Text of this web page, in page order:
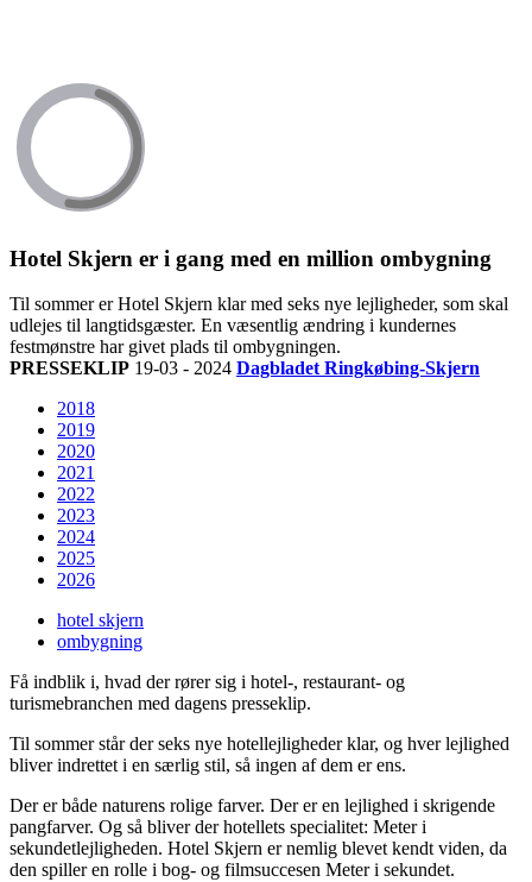
Hotel Skjern er i gang med en million ombygning
Til sommer er Hotel Skjern klar med seks nye lejligheder, som skal
udlejes til langtidsgæster. En væsentlig ændring i kundernes
festmønstre har givet plads til ombygningen.
PRESSEKLIP 19-03 - 2024 Dagbladet Ringkøbing-Skjern
2018
2019
2020
2021
2022
2023
2024
2025
2026
hotel skjern
ombygning
Få indblik i, hvad der rører sig i hotel-, restaurant- og
turismebranchen med dagens presseklip.
Til sommer står der seks nye hotellejligheder klar, og hver lejlighed
bliver indrettet i en særlig stil, så ingen af dem er ens.
Der er både naturens rolige farver. Der er en lejlighed i skrigende
pangfarver. Og så bliver der hotellets specialitet: Meter i
sekundetlejligheden. Hotel Skjern er nemlig blevet kendt viden, da
den spiller en rolle i bog- og filmsuccesen Meter i sekundet.